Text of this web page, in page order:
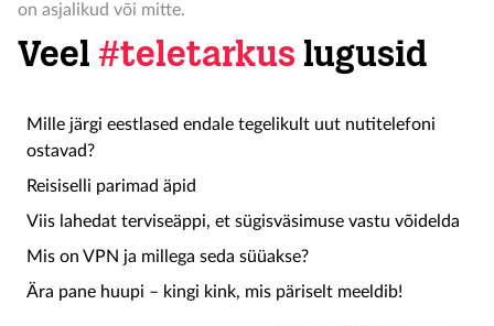
on asjalikud või mitte.
Veel #teletarkus lugusid
Mille järgi eestlased endale tegelikult uut nutitelefoni
ostavad?
Reisiselli parimad äpid
Viis lahedat terviseäppi, et sügisväsimuse vastu võidelda
Mis on VPN ja millega seda süüakse?
Ära pane huupi – kingi kink, mis päriselt meeldib!